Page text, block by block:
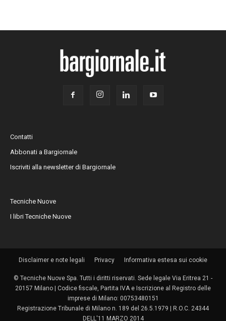
Contatti
Abbonati a Bargiornale
Iscriviti alla newsletter di Bargiornale
Tecniche Nuove
I libri Tecniche Nuove
Disclaimer e note legali Privacy Informativa estesa sui cookie
© Tecniche Nuove Spa. Tutti i diritti riservati. Sede legale Via Eritrea 21 -
20157 Milano | Codice fiscale, Partita IVA e Iscrizione al Registro delle
imprese di Milano: 00753480151
Registrazione Tribunale di Milano n. 189 del 26.5.1979 | R.O.C. 24344
DELL'11 MARZO 2014